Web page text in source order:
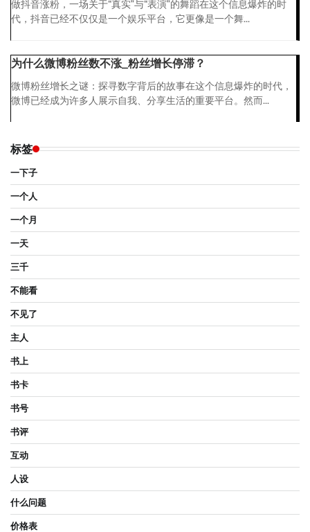
做抖音涨粉，一场关于“真实”与“表演”的舞蹈在这个信息爆炸的时
代，抖音已经不仅仅是一个娱乐平台，它更像是一个舞...
为什么微博粉丝数不涨_粉丝增长停滞？
微博粉丝增长之谜：探寻数字背后的故事在这个信息爆炸的时代，
微博已经成为许多人展示自我、分享生活的重要平台。然而...
标签
一下子
一个人
一个月
一天
三千
不能看
不见了
主人
书上
书卡
书号
书评
互动
人设
什么问题
价格表